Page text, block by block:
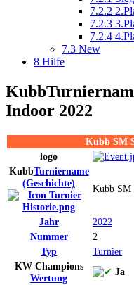
7.2.2
7.2.3
7.2.4
7.3 New
8 Hilfe
Kubb
Indoor 2022
Kubb SM
logo
KubbTurniername
(Geschichte)
Kubb SM
Jahr
2022
Nummer
2
Typ
Turnier
KW Champions
Wertung
Ja